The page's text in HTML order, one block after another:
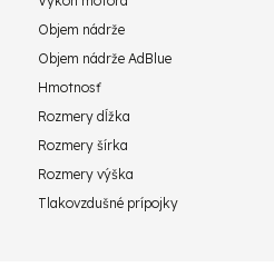
Objem nádrže
Objem nádrže AdBlue
Hmotnosť
Rozmery dĺžka
Rozmery šírka
Rozmery výška
Tlakovzdušné prípojky